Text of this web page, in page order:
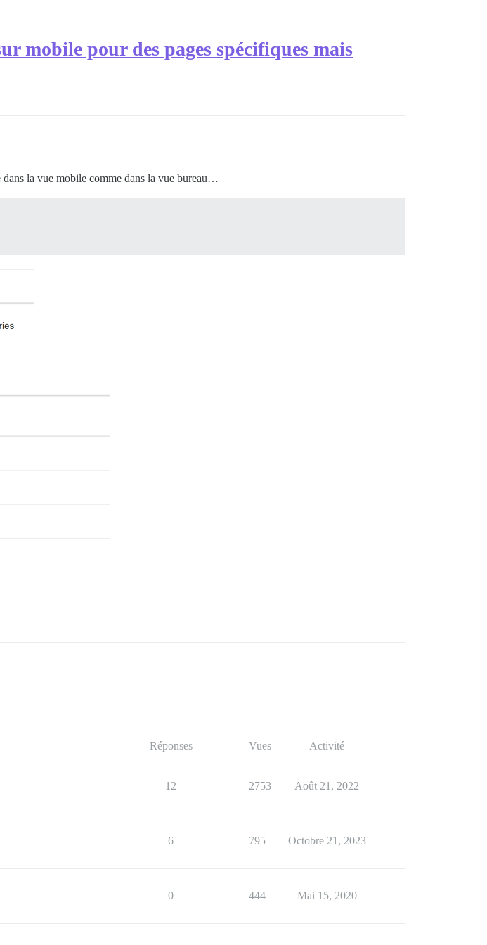
mobile pour des pages spécifiques mais
la vue mobile comme dans la vue bureau…
Réponses Vues Activité
12 2753 Août 21, 2022
6 795 Octobre 21, 2023
0 444 Mai 15, 2020